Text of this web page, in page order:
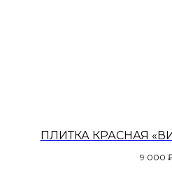
ПЛИТКА КРАСНАЯ
9 000